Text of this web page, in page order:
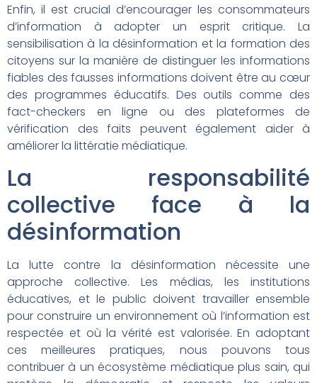
Enfin, il est crucial d’encourager les consommateurs
d’information à adopter un esprit critique. La
sensibilisation à la désinformation et la formation des
citoyens sur la manière de distinguer les informations
fiables des fausses informations doivent être au cœur
des programmes éducatifs. Des outils comme des
fact-checkers en ligne ou des plateformes de
vérification des faits peuvent également aider à
améliorer la littératie médiatique.
La responsabilité
collective face à la
désinformation
La lutte contre la désinformation nécessite une
approche collective. Les médias, les institutions
éducatives, et le public doivent travailler ensemble
pour construire un environnement où l’information est
respectée et où la vérité est valorisée. En adoptant
ces meilleures pratiques, nous pouvons tous
contribuer à un écosystème médiatique plus sain, qui